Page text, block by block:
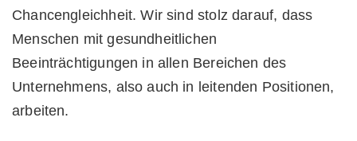
Chancengleichheit. Wir sind stolz darauf, dass
Menschen mit gesundheitlichen
Beeinträchtigungen in allen Bereichen des
Unternehmens, also auch in leitenden Positionen,
arbeiten.